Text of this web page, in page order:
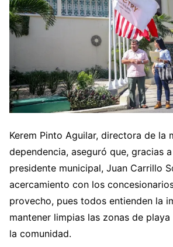
Kerem Pinto Aguilar, directora de la
dependencia, aseguró que, gracias
presidente municipal, Juan Carrillo
acercamiento con los
provecho, pues todos entienden la
mantener limpias las zonas de
la comunidad.